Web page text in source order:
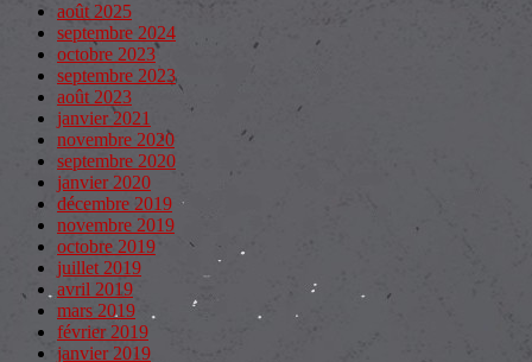
août 2025
septembre 2024
octobre 2023
septembre 2023
août 2023
janvier 2021
novembre 2020
septembre 2020
janvier 2020
décembre 2019
novembre 2019
octobre 2019
juillet 2019
avril 2019
mars 2019
février 2019
janvier 2019